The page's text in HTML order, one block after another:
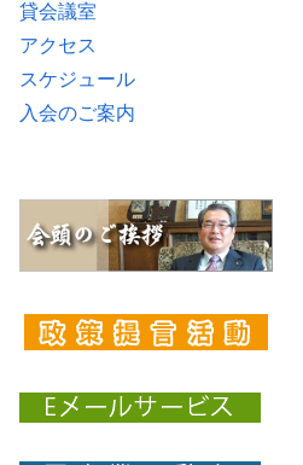
貸会議室
アクセス
スケジュール
入会のご案内